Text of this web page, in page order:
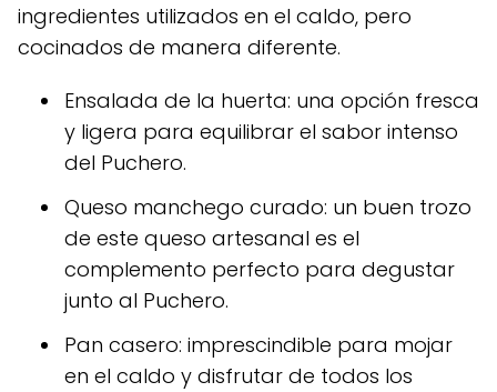
ingredientes utilizados en el caldo, pero
cocinados de manera diferente.
Ensalada de la huerta: una opción fresca
y ligera para equilibrar el sabor intenso
del Puchero.
Queso manchego curado: un buen trozo
de este queso artesanal es el
complemento perfecto para degustar
junto al Puchero.
Pan casero: imprescindible para mojar
en el caldo y disfrutar de todos los